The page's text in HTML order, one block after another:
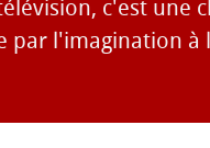
c'est une
par l'imagination à